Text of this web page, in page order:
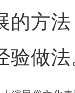
的方
验做